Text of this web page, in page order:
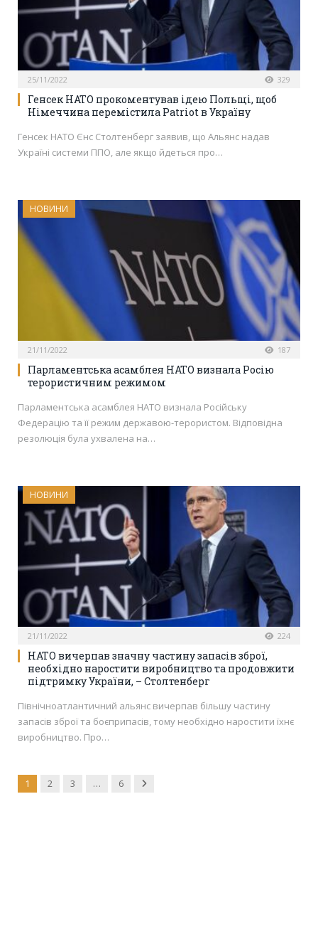
25/11/2022 329
Генсек НАТО прокоментував ідею Польщі, щоб
Німеччина перемістила Patriot в Україну
Генсек НАТО Єнс Столтенберг заявив, що Альянс надав
Україні системи ППО, але якщо йдеться про…
НОВИНИ
21/11/2022 187
Парламентська асамблея НАТО визнала Росію
терористичним режимом
Парламентська асамблея НАТО визнала Російську
Федерацію та її режим державою-терористом. Відповідна
резолюція була ухвалена на…
НОВИНИ
21/11/2022 224
НАТО вичерпав значну частину запасів зброї,
необхідно наростити виробництво та продовжити
підтримку України, – Столтенберг
Північноатлантичний альянс вичерпав більшу частину
запасів зброї та боєприпасів, тому необхідно наростити їхнє
виробництво. Про…
1 2 3 … 6 Next